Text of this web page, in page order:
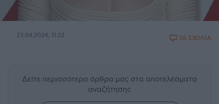
23.04.2024, 11:22 26 ΣΧΟΛΙΑ
Δείτε περισσότερα άρθρα μας στα αποτελέσματα
αναζήτησης